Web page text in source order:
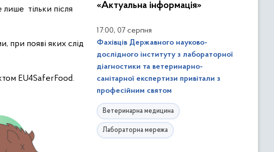
тільки після
при появі яких слід
EU4SaferFood.
«Актуальна інформація»
17:00, 07 серпня
Фахівців Державного науково-
дослідного інституту з лабораторної
діагностики та ветеринарно-
санітарної експертизи привітали з
професійним святом
Ветеринарна медицина
Лабораторна мережа